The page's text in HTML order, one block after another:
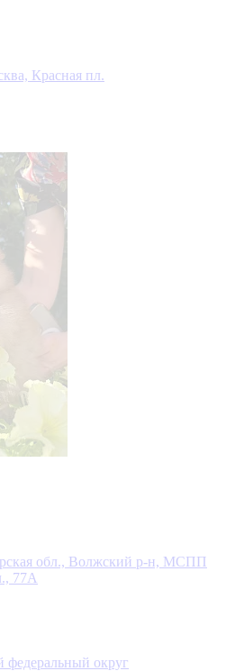
Красная пл.
обл., Волжский р-н, МСПП
77А
федеральный округ